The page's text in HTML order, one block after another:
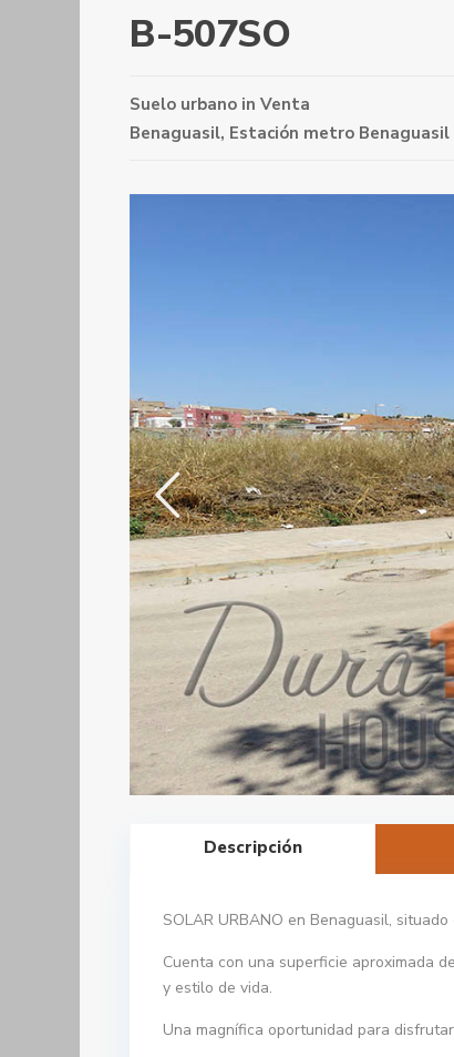
B-507SO
Suelo urbano in Venta
Benaguasil, Estación metro Benaguasil
Descripción
SOLAR URBANO en Benaguasil,
Cuenta con una superficie aproximada
y estilo de vida.
Una magnífica oportunidad para